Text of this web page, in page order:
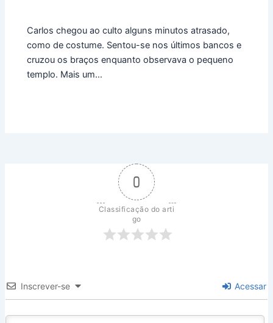
Carlos chegou ao culto alguns minutos atrasado,
como de costume. Sentou-se nos últimos bancos e
cruzou os braços enquanto observava o pequeno
templo. Mais um…
0
Classificação do arti
go
Inscrever-se Acessar